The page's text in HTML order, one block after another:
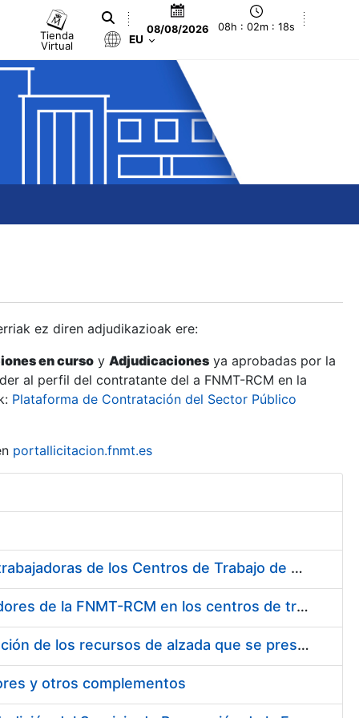
Tienda
Virtual
08/08/2026 08h : 02m : 19s
EU
ez diren adjudikazioak ere:
en curso y Adjudicaciones ya aprobadas por la
al perfil del contratante del a FNMT-RCM en la
Plataforma de Contratación del Sector Público
portallicitacion.fnmt.es
Suministro de Protectores Auditivos a medida para las personas trabajadoras de los Centros de Trabajo de Madrid y Burgos
Suministro de gafas graduadas antiproyecciones para los trabajadores de la FNMT-RCM en los centros de trabajo de Madrid y Burgos
Servicios de una empresa externa para el asesoramiento y resolución de los recursos de alzada que se presentan relacionados con procesos de selección para la FNMT-RCM
y otros complementos